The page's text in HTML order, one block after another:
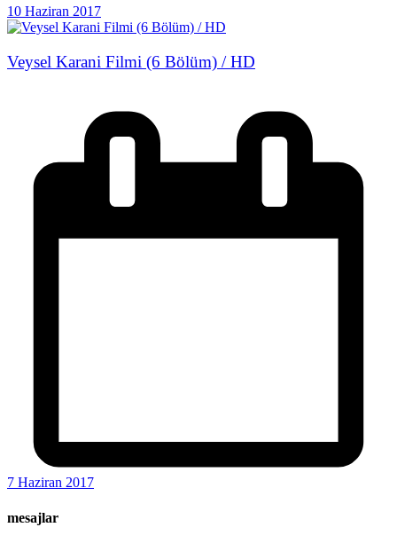
10 Haziran 2017
Veysel Karani Filmi (6 Bölüm) / HD
7 Haziran 2017
mesajlar